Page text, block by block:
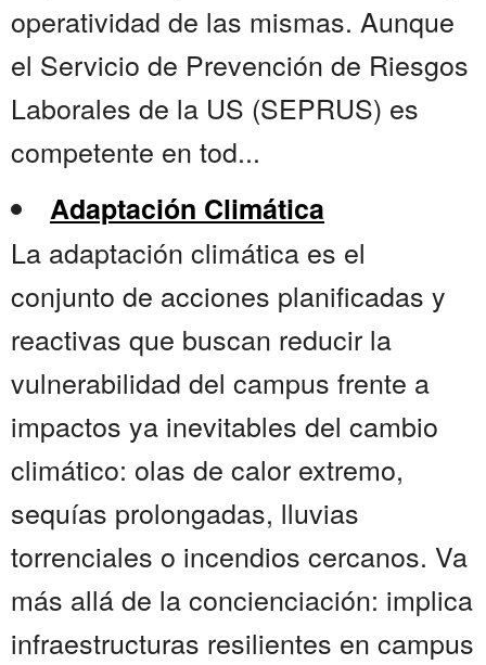
operatividad de las mismas. Aunque
el Servicio de Prevención de Riesgos
Laborales de la US (SEPRUS) es
competente en tod...
Adaptación Climática
La adaptación climática es el
conjunto de acciones planificadas y
reactivas que buscan reducir la
vulnerabilidad del campus frente a
impactos ya inevitables del cambio
climático: olas de calor extremo,
sequías prolongadas, lluvias
torrenciales o incendios cercanos. Va
más allá de la concienciación: implica
infraestructuras resilientes en campus